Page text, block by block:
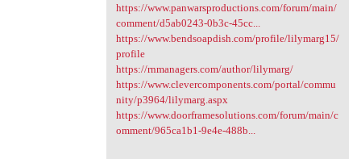
https://www.panwarsproductions.com/forum/main/
comment/d5ab0243-0b3c-45cc...
https://www.bendsoapdish.com/profile/lilymarg15/
profile
https://rnmanagers.com/author/lilymarg/
https://www.clevercomponents.com/portal/commu
nity/p3964/lilymarg.aspx
https://www.doorframesolutions.com/forum/main/c
omment/965ca1b1-9e4e-488b...